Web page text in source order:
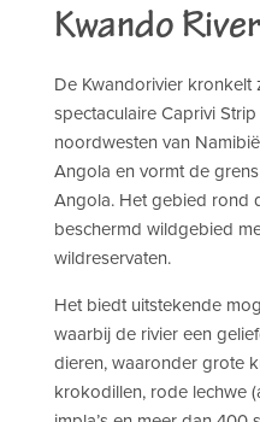
Kwando River
De Kwandorivier
spectaculaire Caprivi
noordwesten van
Angola en vormt de
Angola. Het gebied rond
beschermd wildgebied
wildreservaten.
Het biedt uitstekende
waarbij de rivier een
dieren, waaronder grote
krokodillen, rode lechwe